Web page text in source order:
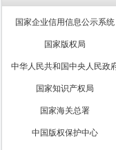
国家企业信用信息公示系统
国家版权局
中华人民共和国中央人民政
国家知识产权局
国家海关总署
中国版权保护中心